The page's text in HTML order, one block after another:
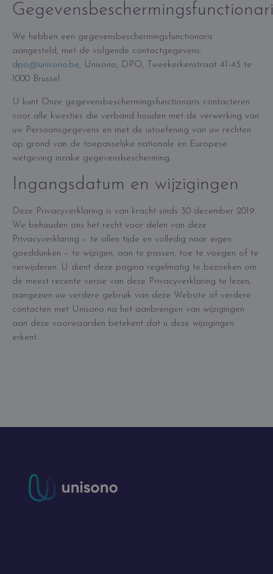
We hebben een gegevensbeschermingsfunctionaris
aangesteld, met de volgende contactgegevens:
dpo@unisono.be, Unisono, DPO, Tweekerkenstraat 41-43 te
1000 Brussel.
U kunt Onze gegevensbeschermingsfunctionaris contacteren
voor alle kwesties die verband houden met de verwerking van
uw Persoonsgegevens en met de uitoefening van uw rechten
op grond van de toepasselijke nationale en Europese
wetgeving inzake gegevensbescherming.
Ingangsdatum en wijzigingen
Deze Privacyverklaring is van kracht sinds 30 december 2019.
We behouden ons het recht voor delen van deze
Privacyverklaring – te allen tijde en volledig naar eigen
goeddunken – te wijzigen, aan te passen, toe te voegen of te
verwijderen. U dient deze pagina regelmatig te bezoeken om
de meest recente versie van deze Privacyverklaring te lezen,
aangezien uw verdere gebruik van deze Website of verdere
contacten met Unisono na het aanbrengen van wijzigingen
aan deze voorwaarden betekent dat u deze wijzigingen
erkent.